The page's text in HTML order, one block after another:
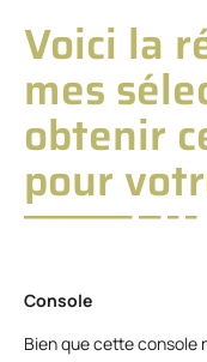
Voici la
mes
obtenir
pour
Console
Bien que cette console